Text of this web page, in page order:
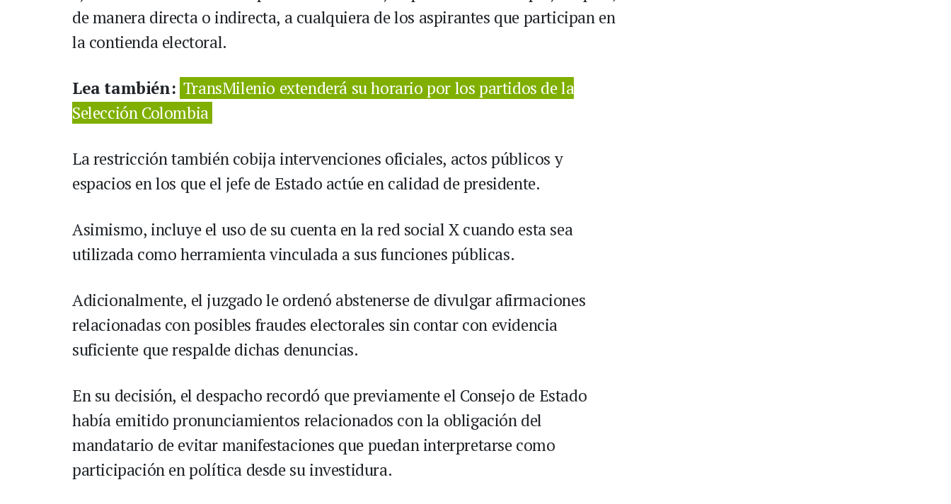
de manera directa o indirecta, a cualquiera de los aspirantes que participan en
la contienda electoral.
Lea también: TransMilenio extenderá su horario por los partidos de la
Selección Colombia
La restricción también cobija intervenciones oficiales, actos públicos y
espacios en los que el jefe de Estado actúe en calidad de presidente.
Asimismo, incluye el uso de su cuenta en la red social X cuando esta sea
utilizada como herramienta vinculada a sus funciones públicas.
Adicionalmente, el juzgado le ordenó abstenerse de divulgar afirmaciones
relacionadas con posibles fraudes electorales sin contar con evidencia
suficiente que respalde dichas denuncias.
En su decisión, el despacho recordó que previamente el Consejo de Estado
había emitido pronunciamientos relacionados con la obligación del
mandatario de evitar manifestaciones que puedan interpretarse como
participación en política desde su investidura.